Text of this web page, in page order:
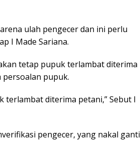
ulah pengecer dan ini perlu
I Made Sariana.
tetap pupuk terlambat diterima
pupuk.
terlambat diterima petani,” Sebut I
pengecer, yang nakal ganti